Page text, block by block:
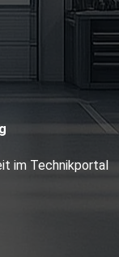
im Technikportal